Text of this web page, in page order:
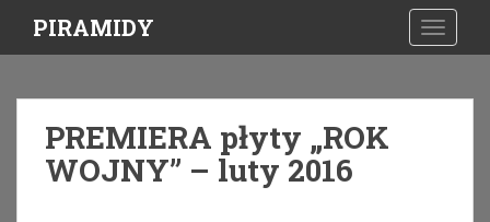
i
PIRAMIDY
PREMIERA płyty „ROK
WOJNY” – luty 2016